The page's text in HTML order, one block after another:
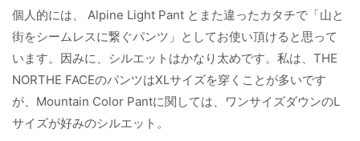
個人的には、 Alpine Light Pant とまた違ったカタチで「山と
街をシームレスに繋ぐパンツ」としてお使い頂けると思って
います。因みに、シルエットはかなり太めです。私は、THE
NORTHE FACEのパンツはXLサイズを穿くことが多いです
が、Mountain Color Pantに関しては、ワンサイズダウンのL
サイズが好みのシルエット。